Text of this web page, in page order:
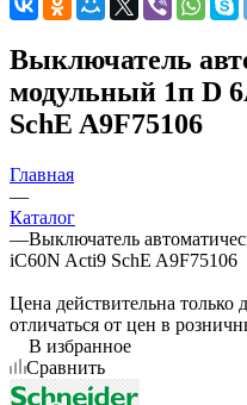
Выключатель
модульный 1п D
SchE A9F75106
Главная
—
Каталог
—Выключатель
iC60N Acti9 SchE A9F75106
Цена действительна только
отличаться от цен в
В избранное
Сравнить